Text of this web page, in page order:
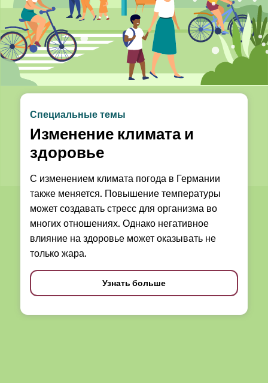
Специальные темы
Изменение климата и
здоровье
С изменением климата погода в Германии
также меняется. Повышение температуры
может создавать стресс для организма во
многих отношениях. Однако негативное
влияние на здоровье может оказывать не
только жара.
Узнать больше